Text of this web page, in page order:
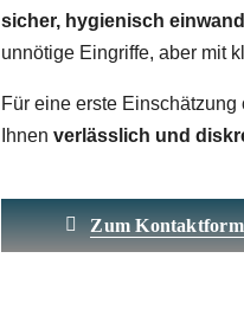
sicher, hygienisch
unnötige Eingriffe, aber mit
Für eine erste
Ihnen verlässlich und
Zum